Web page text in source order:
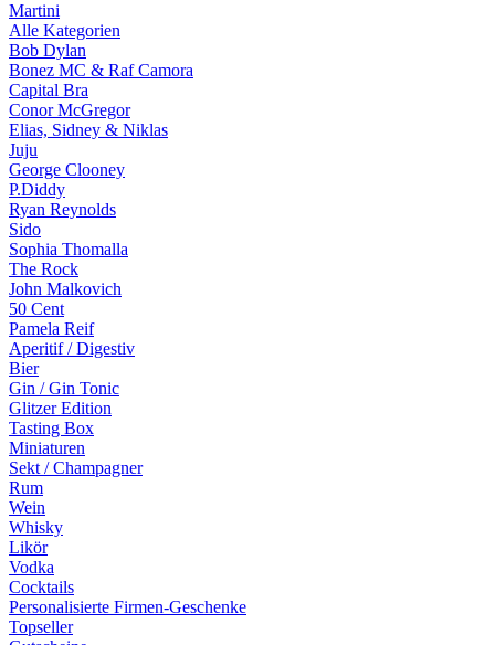
Martini
Alle Kategorien
Bob Dylan
Bonez MC & Raf Camora
Capital Bra
Conor McGregor
Elias, Sidney & Niklas
Juju
George Clooney
P.Diddy
Ryan Reynolds
Sido
Sophia Thomalla
The Rock
John Malkovich
50 Cent
Pamela Reif
Aperitif / Digestiv
Bier
Gin / Gin Tonic
Glitzer Edition
Tasting Box
Miniaturen
Sekt / Champagner
Rum
Wein
Whisky
Likör
Vodka
Cocktails
Personalisierte Firmen-Geschenke
Topseller